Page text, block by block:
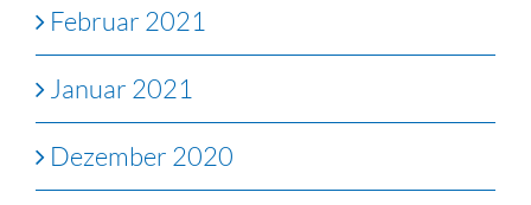
Februar 2021
Januar 2021
Dezember 2020